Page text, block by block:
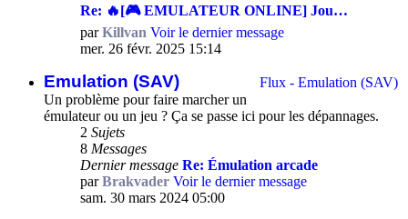
Re: 🔥[🎮 EMULATEUR ONLINE] Jou…
parKillvan Voir le dernier message
mer. 26 févr. 2025 15:14
Flux - Emulation (SAV)
Emulation (SAV)
Un problème pour faire marcher un
émulateur ou un jeu ? Ça se passe ici pour les dépannages.
2 Sujets
8 Messages
Dernier message Re: Émulation arcade
parBrakvader Voir le dernier message
sam. 30 mars 2024 05:00